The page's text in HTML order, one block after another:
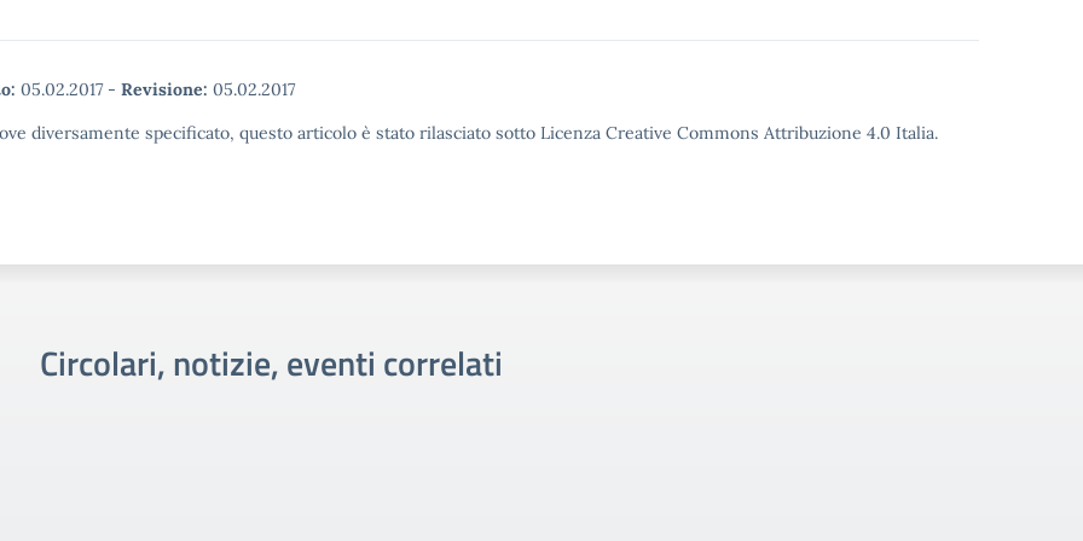
05.02.2017 - Revisione: 05.02.2017
diversamente specificato, questo articolo è stato rilasciato sotto Licenza Creative Commons Attribuzione 4.0 Italia.
Circolari, notizie, eventi correlati